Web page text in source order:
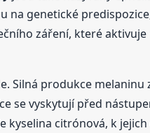
na genetické
záření, které
Silná produkce
se vyskytují před
kyselina citrónová, k